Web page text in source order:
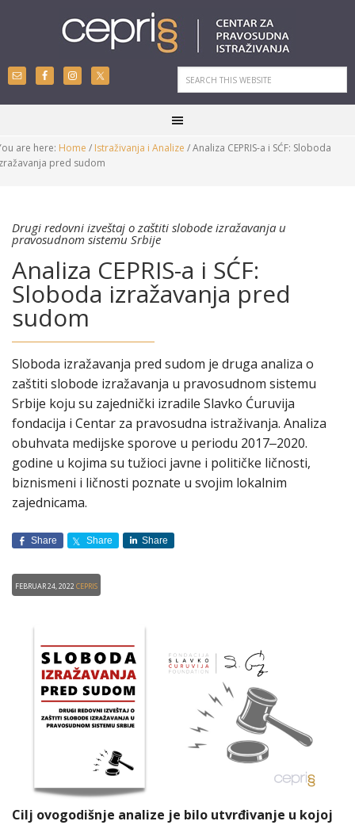
are here: Home / Istraživanja i Analize /Analiza CEPRIS-a i SĆF: Sloboda
pred sudom
Drugi redovni izveštaj o zaštiti slobode izražavanja u
pravosudnom sistemu Srbije
Analiza CEPRIS-a i SĆF:
Sloboda izražavanja pred
sudom
Sloboda izražavanja pred sudom je druga analiza o
zaštiti slobode izražavanja u pravosudnom sistemu
Srbije koju su zajednički izradile Slavko Ćuruvija
fondacija i Centar za pravosudna istraživanja. Analiza
obuhvata medijske sporovе u periodu 2017‒2020.
godine u kojima su tužioci javne i političke ličnosti,
biznismeni i ličnosti poznate u svojim lokalnim
zajednicama.
Share Share Share
Februar 24, 2022CEPRIS
Cilj ovogodišnje analize je bilo utvrđivanje u kojoj